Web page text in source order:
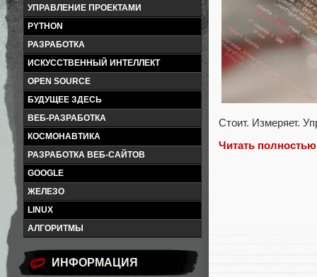
УПРАВЛЕНИЕ ПРОЕКТАМИ
PYTHON
РАЗРАБОТКА
ИСКУССТВЕННЫЙ ИНТЕЛЛЕКТ
OPEN SOURCE
БУДУЩЕЕ ЗДЕСЬ
ВЕБ-РАЗРАБОТКА
КОСМОНАВТИКА
РАЗРАБОТКА ВЕБ-САЙТОВ
GOOGLE
ЖЕЛЕЗО
LINUX
АЛГОРИТМЫ
ИНФОРМАЦИЯ
Стоит. Измеряет.
Читать